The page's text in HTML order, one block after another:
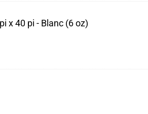
x 40 pi - Blanc (6 oz)